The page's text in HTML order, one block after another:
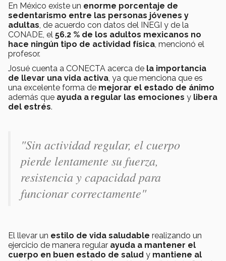
En México existe un enorme porcentaje de
sedentarismo entre las personas jóvenes y
adultas , de acuerdo con datos del INEGI y de la
CONADE, el 56.2 % de los adultos mexicanos no
hace ningún tipo de actividad física , mencionó el
profesor.
Josué cuenta a CONECTA acerca de la importancia
de llevar una vida activa , ya que menciona que es
una excelente forma de mejorar el estado de ánimo
además que ayuda a regular las emociones y libera
del estrés.
"Sin actividad regular, el cuerpo
pierde lentamente su fuerza,
resistencia y capacidad para
funcionar correctamente"
El llevar un estilo de vida saludable realizando un
ejercicio de manera regular ayuda a mantener el
cuerpo en buen estado de salud y mantiene al